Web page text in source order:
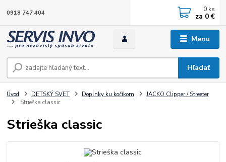
Menu
Hľadať
0918 747 404 0 ks
za 0 €
Úvod DETSKÝ SVET Doplnky ku kočíkom
JACKO Clipper / Streeter
Strieška classic
Strieška classic